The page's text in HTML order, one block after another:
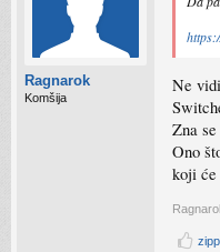
Ragnarok
Komšija
Ne
Zna
Ono
koji će